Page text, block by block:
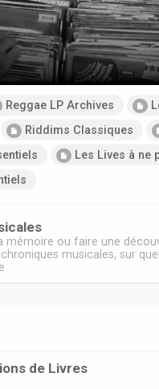
Reggae LP Archives
Riddims Classiques
Les Lives à ne
mémoire ou faire une
musicales, sur
de Livres